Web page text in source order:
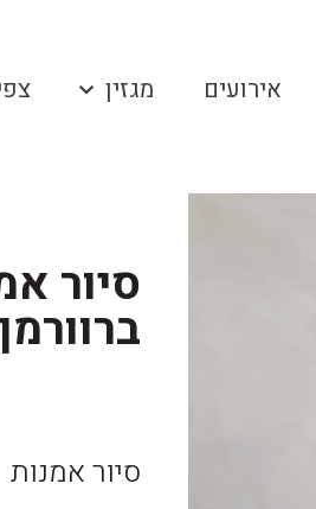
אירועים מגזין
סיור
סיור אמנות